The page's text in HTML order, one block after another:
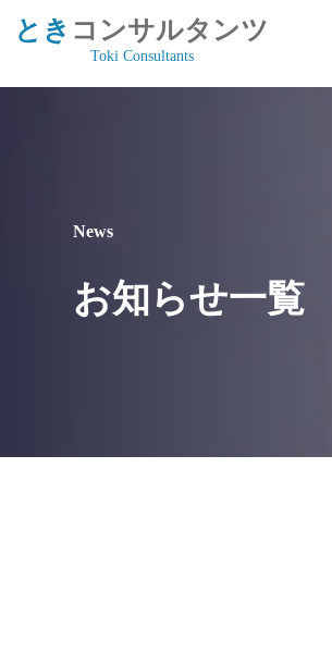
とき コンサルタンツ
Toki Consultants
News
お知らせ一覧